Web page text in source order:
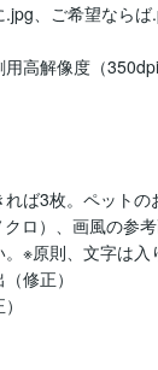
、ご希望ならば
高解像度（350dpi
ば3枚。ペットの
ロ）、画風の参
※原則、文字は入
修正）